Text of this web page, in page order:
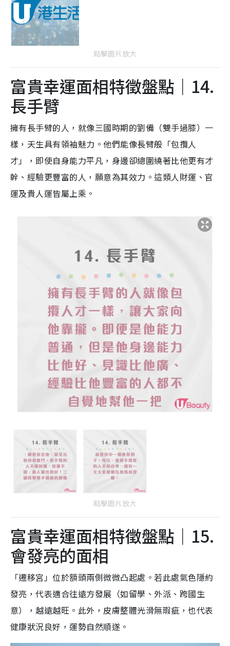
點擊圖片放大
富貴幸運面相特徵盤點｜14.
長手臂
擁有長手臂的人，就像三國時期的劉備（雙手過膝）一
樣，天生具有領袖魅力。他們能像長臂般「包攬人
才」，即使自身能力平凡，身邊卻總圍繞著比他更有才
幹、經驗更豐富的人，願意為其效力。這類人財運、官
運及貴人運皆屬上乘。
點擊圖片放大
富貴幸運面相特徵盤點｜15.
會發亮的面相
「遷移宮」位於額頭兩側微微凸起處。若此處氣色隱約
發亮，代表適合往遠方發展（如留學、外派、跨國生
意），越遠越旺。此外，皮膚整體光滑無瑕疵，也代表
健康狀況良好，運勢自然順遂。